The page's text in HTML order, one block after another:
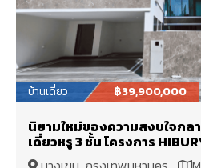
บ้านเดี่ยว ฿39,900,000
นิยามใหม่ของความสงบใจกล
เดี่ยวหรู 3 ชั้น โครงการ
มี Pool Villa และ ลิฟท์บ้าน พร้